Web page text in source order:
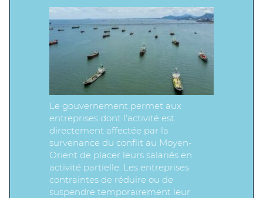
Le gouvernement permet aux
entreprises dont l’activité est
directement affectée par la
survenance du conflit au Moyen-
Orient de placer leurs salariés en
activité partielle. Les entreprises
contraintes de réduire ou de
suspendre temporairement leur